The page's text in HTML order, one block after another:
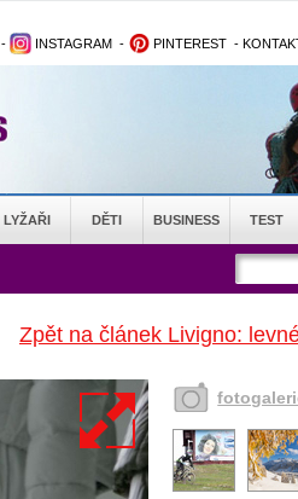
- INSTAGRAM - PINTEREST -
LYŽAŘI DĚTI BUSINESS TEST
Zpět na článek Livigno: